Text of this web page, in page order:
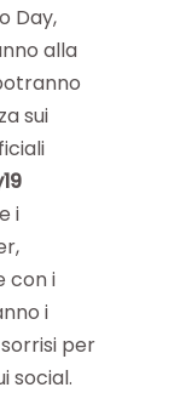
Day,
alla
sui
i
con i
i
per
social.